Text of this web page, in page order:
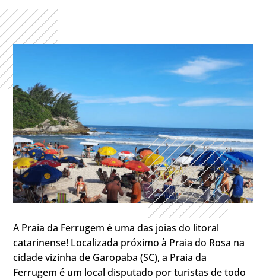
A Praia da Ferrugem é uma das joias do litoral
catarinense! Localizada próximo à Praia do Rosa na
cidade vizinha de Garopaba (SC), a Praia da
Ferrugem é um local disputado por turistas de todo